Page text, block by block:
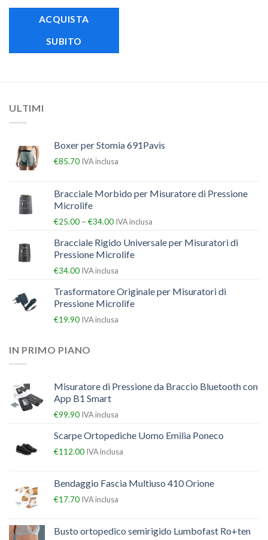
ACQUISTA
SUBITO
ULTIMI
Boxer per Stomia 691Pavis
€85.70 IVA inclusa
Bracciale Morbido per Misuratore di Pressione
Microlife
€25.00 – €34.00 IVA inclusa
Bracciale Rigido Universale per Misuratori di
Pressione Microlife
€34.00 IVA inclusa
Trasformatore Originale per Misuratori di
Pressione Microlife
€19.90 IVA inclusa
IN PRIMO PIANO
Misuratore di Pressione da Braccio Bluetooth con
App B1 Smart
€99.90 IVA inclusa
Scarpe Ortopediche Uomo Emilia Poneco
€112.00 IVA inclusa
Bendaggio Fascia Multiuso 410 Orione
€17.70 IVA inclusa
Busto ortopedico semirigido Lumbofast Ro+ten